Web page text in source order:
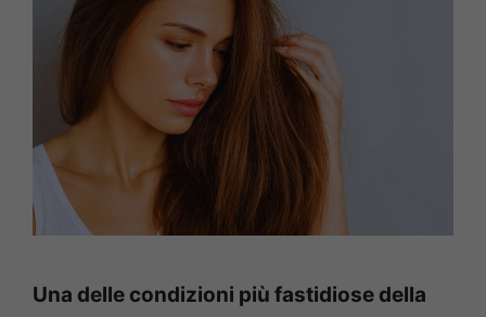
Una delle condizioni più fastidiose della